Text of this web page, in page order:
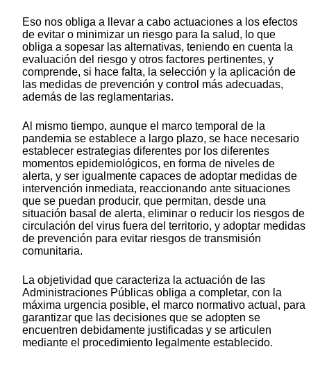
Eso nos obliga a llevar a cabo actuaciones a los efectos
de evitar o minimizar un riesgo para la salud, lo que
obliga a sopesar las alternativas, teniendo en cuenta la
evaluación del riesgo y otros factores pertinentes, y
comprende, si hace falta, la selección y la aplicación de
las medidas de prevención y control más adecuadas,
además de las reglamentarias.
Al mismo tiempo, aunque el marco temporal de la
pandemia se establece a largo plazo, se hace necesario
establecer estrategias diferentes por los diferentes
momentos epidemiológicos, en forma de niveles de
alerta, y ser igualmente capaces de adoptar medidas de
intervención inmediata, reaccionando ante situaciones
que se puedan producir, que permitan, desde una
situación basal de alerta, eliminar o reducir los riesgos de
circulación del virus fuera del territorio, y adoptar medidas
de prevención para evitar riesgos de transmisión
comunitaria.
La objetividad que caracteriza la actuación de las
Administraciones Públicas obliga a completar, con la
máxima urgencia posible, el marco normativo actual, para
garantizar que las decisiones que se adopten se
encuentren debidamente justificadas y se articulen
mediante el procedimiento legalmente establecido.